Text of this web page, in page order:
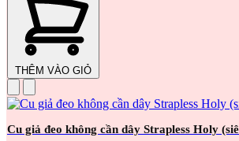
THÊM VÀO GIỎ
Cu giả đeo không cần dây Strapless Holy